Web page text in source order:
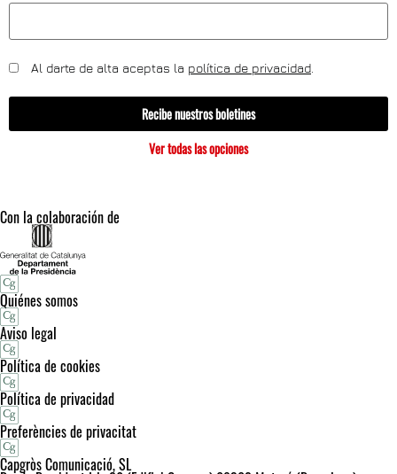
Al darte de alta aceptas la política de privacidad
Recibe nuestros boletines
Ver todas las opciones
Con la colaboración de
Quiénes somos
Aviso legal
Política de cookies
Política de privacidad
Preferències de privacitat
Capgròs Comunicació, SL